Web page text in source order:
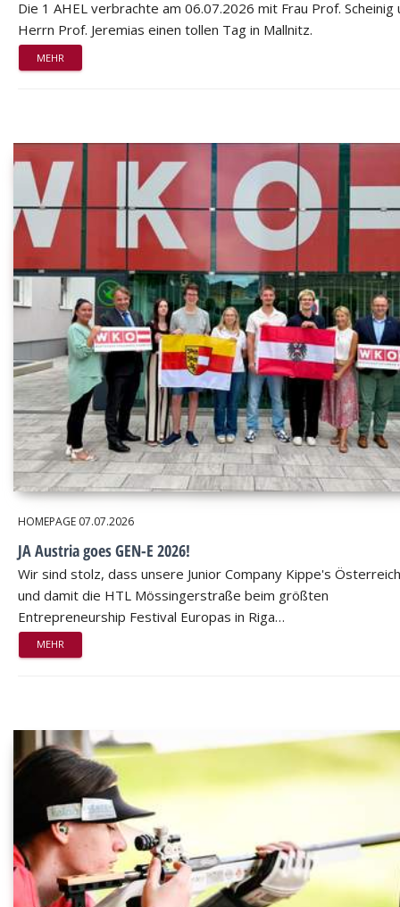
Die 1 AHEL verbrachte am 06.07.2026 mit Frau Prof. Scheinig
Herrn Prof. Jeremias einen tollen Tag in Mallnitz.
MEHR
HOMEPAGE 07.07.2026
JA Austria goes GEN-E 2026!
Wir sind stolz, dass unsere Junior Company Kippe's Österreich
und damit die HTL Mössingerstraße beim größten
Entrepreneurship Festival Europas in Riga…
MEHR